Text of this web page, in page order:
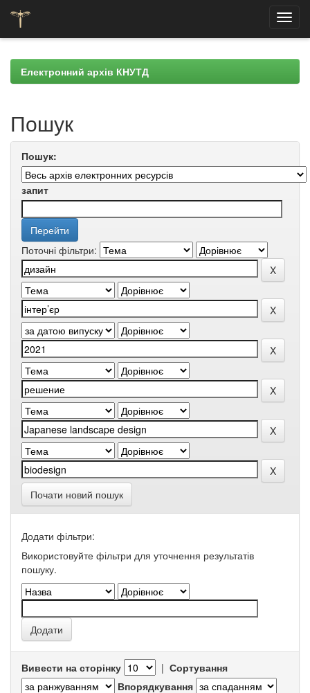
navigationЕлектронний архів КНУТД
Пошук
Пошук:
запит
Поточні фільтри:
Почати новий пошук
Додати фільтри:
Використовуйте фільтри для уточнення результатів
пошуку.
Вивести на сторінку | Сортування
Впорядкування